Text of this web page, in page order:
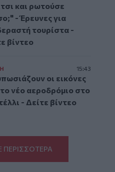
και ρωτούσε
- Έρευνες για
τουρίστα -
βίντεο
15:43
οι εικόνες
νέο αεροδρόμιο στο
- Δείτε βίντεο